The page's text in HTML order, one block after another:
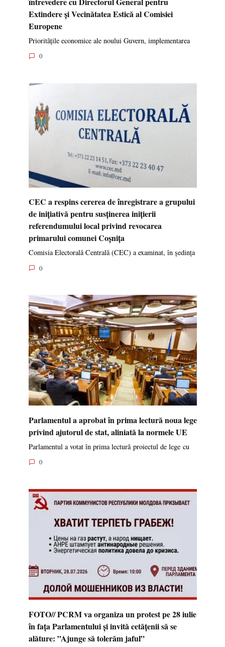
Extindere și Vecinătatea Estică al Comisiei
Europene
Prioritățile economice ale noului Guvern, implementarea
0
CEC a respins cererea de înregistrare a grupului
de inițiativă pentru susținerea inițierii
referendumului local privind revocarea
primarului comunei Coșnița
Comisia Electorală Centrală (CEC) a examinat, în ședința
0
Parlamentul a aprobat în prima lectură noua lege
privind ajutorul de stat, aliniată la normele UE
Parlamentul a votat în prima lectură proiectul de lege cu
0
FOTO// PCRM va organiza un protest pe 28 iulie
în fața Parlamentului și invită cetățenii să se
alăture: ”Ajunge să tolerăm jaful”